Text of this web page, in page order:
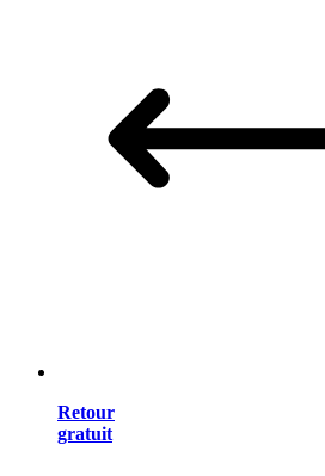
Retour
gratuit